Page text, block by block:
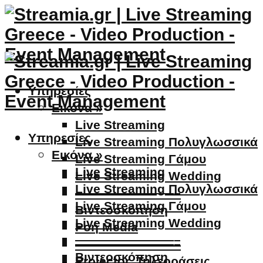
Υπηρεσίες
Εικόνα »
Live Streaming
Live Streaming Πολυγλωσσικά
Live Streaming Γάμου
Live Streaming Wedding
————————–
Βιντεοσκόπηση
Ροή Media
————————–
Υπηρεσίες
Εικόνα »
Live Streaming
Live Streaming Πολυγλωσσικά
Live Streaming Γάμου
Live Streaming Wedding
————————–
Βιντεοσκόπηση